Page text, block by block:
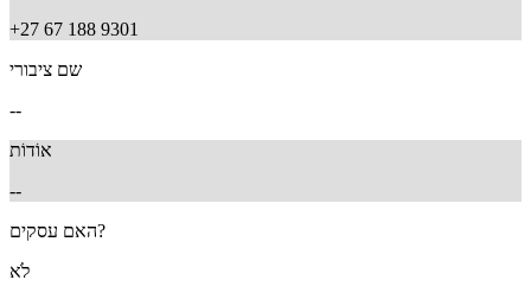
+27 67 188 9301
שם ציבורי
--
אוֹדוֹת
--
האם עסקים?
לֹא